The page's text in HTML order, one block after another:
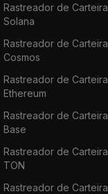
Rastreador de Carteira
Solana
Rastreador de Carteira
Cosmos
Rastreador de Carteira
Ethereum
Rastreador de Carteira
Base
Rastreador de Carteira
TON
Rastreador de Carteira